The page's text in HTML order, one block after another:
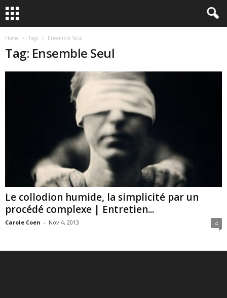
Home Tags Ensemble Seul
Tag: Ensemble Seul
Le collodion humide, la simplicité par un
procédé complexe | Entretien...
Carole Coen - Nov 4, 2013 4